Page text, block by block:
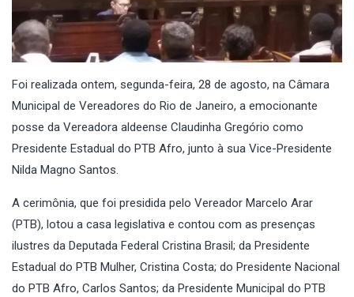
Foi realizada ontem, segunda-feira, 28 de agosto, na Câmara
Municipal de Vereadores do Rio de Janeiro, a emocionante
posse da Vereadora aldeense Claudinha Gregório como
Presidente Estadual do PTB Afro, junto à sua Vice-Presidente
Nilda Magno Santos.
A cerimônia, que foi presidida pelo Vereador Marcelo Arar
(PTB), lotou a casa legislativa e contou com as presenças
ilustres da Deputada Federal Cristina Brasil; da Presidente
Estadual do PTB Mulher, Cristina Costa; do Presidente Nacional
do PTB Afro, Carlos Santos; da Presidente Municipal do PTB